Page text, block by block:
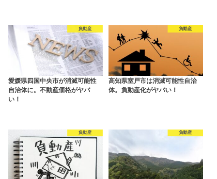
負動産
愛媛県四国中央市が消滅可能性
自治体に。不動産価格がヤバ
い！
負動産
高知県室戸市は消滅可能性自治
体。負動産化がヤバい！
負動産 負動産